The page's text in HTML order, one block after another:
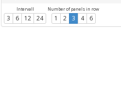
Intervall
3 6 12 24
Number of panels in row
1 2 3 4 6